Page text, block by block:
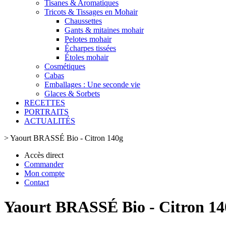
Tisanes & Aromatiques
Tricots & Tissages en Mohair
Chaussettes
Gants & mitaines mohair
Pelotes mohair
Écharpes tissées
Étoles mohair
Cosmétiques
Cabas
Emballages : Une seconde vie
Glaces & Sorbets
RECETTES
PORTRAITS
ACTUALITÉS
>Yaourt BRASSÉ Bio - Citron 140g
Accès direct
Commander
Mon compte
Contact
Yaourt BRASSÉ Bio - Citron